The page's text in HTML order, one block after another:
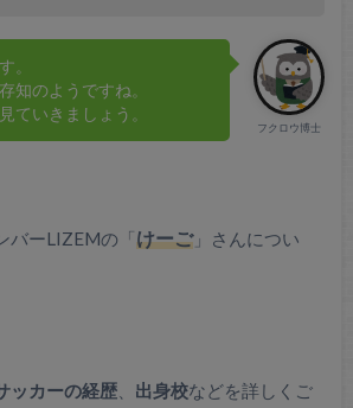
フクロウ博士
。
知のようですね。
ていきましょう。
バーLIZEMの「けーご」さんについ
ッカーの経歴、 出身校などを詳しくご